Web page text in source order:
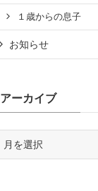
１歳からの息子
お知らせ
アーカイブ